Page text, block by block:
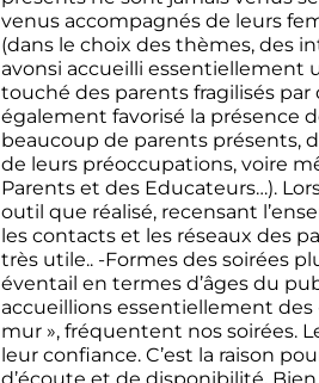
venus accompagnés de leurs
(dans le choix des thèmes, des
avonsi accueilli essentiellement
touché des parents fragilisés par
également favorisé la présence
beaucoup de parents présents,
de leurs préoccupations, voire
Parents et des Educateurs…).
outil que réalisé, recensant
les contacts et les réseaux des
très utile.. -Formes des soirées
éventail en termes d’âges du
accueillions essentiellement des
mur », fréquentent nos soirées.
leur confiance. C’est la raison